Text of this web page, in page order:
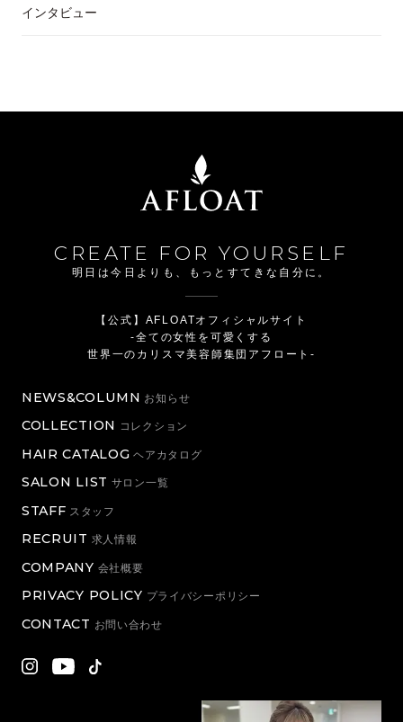
インタビュー
CREATE FOR YOURSELF
明日は今日よりも、もっとすてきな自分に。
【公式】AFLOATオフィシャルサイト
-全ての女性を可愛くする
世界一のカリスマ美容師集団アフロート-
NEWS&COLUMN お知らせ
COLLECTION コレクション
HAIR CATALOG ヘアカタログ
SALON LIST サロン一覧
STAFF スタッフ
RECRUIT 求人情報
COMPANY 会社概要
PRIVACY POLICY プライバシーポリシー
CONTACT お問い合わせ